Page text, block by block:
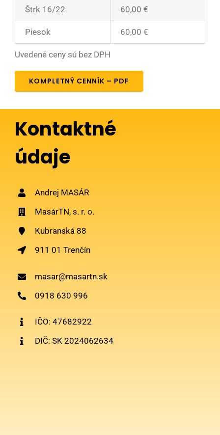
Štrk 16/22 60,00 €
Piesok 60,00 €
Uvedené ceny sú bez DPH
KOMPLETNÝ CENNÍK – PDF
Kontaktné
údaje
Andrej MASÁR
MasárTN, s. r. o.
Kubranská 88
911 01 Trenčín
masar@masartn.sk
0918 630 996
IČO: 47682922
DIČ: SK 2024062634